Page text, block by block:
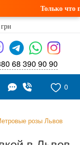
Только что
68 390 90 90
0
розы Львов